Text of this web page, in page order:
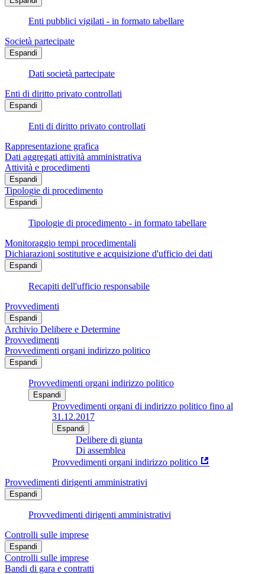
Enti pubblici vigilati - in formato tabellare
Società partecipate
Espandi
Dati società partecipate
Enti di diritto privato controllati
Espandi
Enti di diritto privato controllati
Rappresentazione grafica
Dati aggregati attività amministrativa
Attività e procedimenti
Espandi
Tipologie di procedimento
Espandi
Tipologie di procedimento - in formato tabellare
Monitoraggio tempi procedimentali
Dichiarazioni sostitutive e acquisizione d'ufficio dei dati
Espandi
Recapiti dell'ufficio responsabile
Provvedimenti
Espandi
Archivio Delibere e Determine
Provvedimenti
Provvedimenti organi indirizzo politico
Espandi
Provvedimenti organi indirizzo politico
Espandi
Provvedimenti organi di indirizzo politico fino al
31.12.2017
Espandi
Delibere di giunta
Di assemblea
Provvedimenti organi indirizzo politico
Provvedimenti dirigenti amministrativi
Espandi
Provvedimenti dirigenti amministrativi
Controlli sulle imprese
Espandi
Controlli sulle imprese
Bandi di gara e contratti